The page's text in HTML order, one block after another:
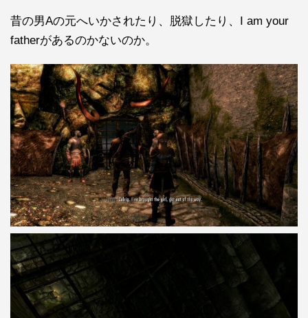
昔の男Aの元へいかされたり、脱獄したり、I am your
fatherがあるのかないのか。